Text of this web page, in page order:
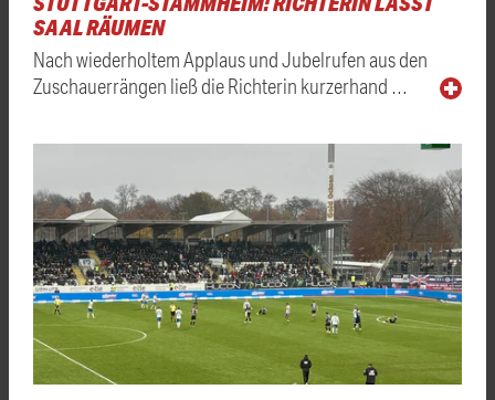
SAAL RÄUMEN
Nach wiederholtem Applaus und Jubelrufen aus den
Zuschauerrängen ließ die Richterin kurzerhand …